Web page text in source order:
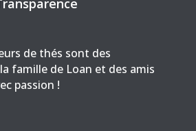
de thés sont des
famille de Loan et des amis
passion !